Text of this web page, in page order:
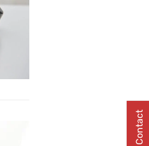
Contact